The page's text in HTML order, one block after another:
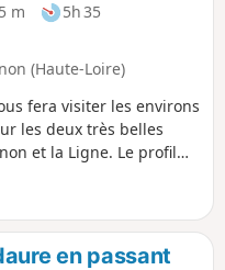
m
5h 35
(Haute-Loire)
fera visiter les environs
les deux très belles
et la Ligne. Le profil
la cerise sur le
en passant